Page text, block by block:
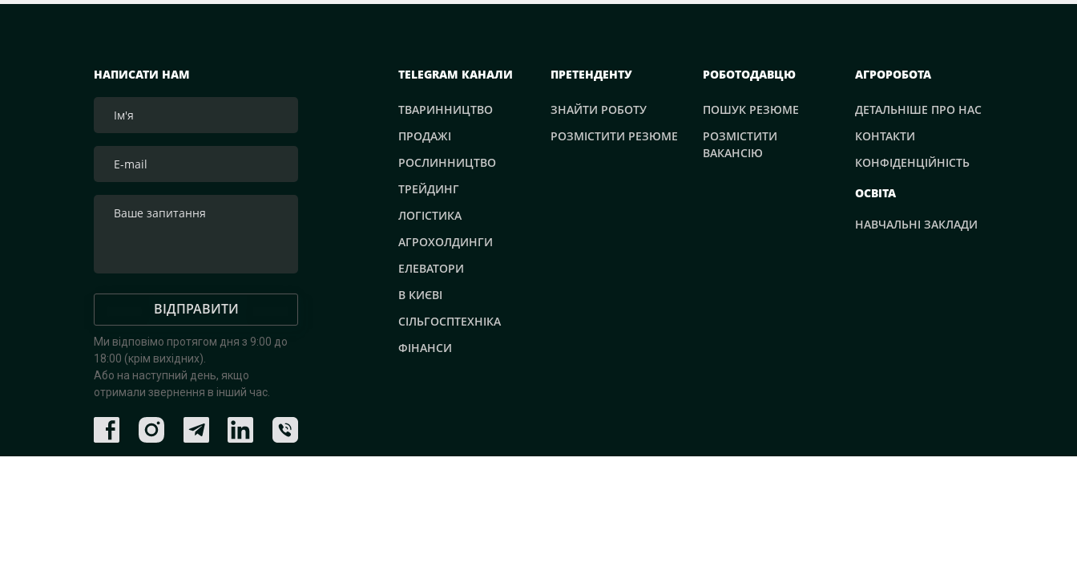
НАПИСАТИ НАМ
ВІДПРАВИТИ
Ми відповімо протягом дня з 9:00 до
18:00 (крім вихідних).
Або на наступний день, якщо
отримали звернення в інший час.
TELEGRAM КАНАЛИ
ТВАРИННИЦТВО
ПРОДАЖІ
РОСЛИННИЦТВО
ТРЕЙДИНГ
ЛОГІСТИКА
АГРОХОЛДИНГИ
ЕЛЕВАТОРИ
В КИЄВІ
СІЛЬГОСПТЕХНІКА
ФІНАНСИ
ПРЕТЕНДЕНТУ
ЗНАЙТИ РОБОТУ
РОЗМІСТИТИ РЕЗЮМЕ
РОБОТОДАВЦЮ
ПОШУК РЕЗЮМЕ
РОЗМІСТИТИ
ВАКАНСІЮ
АГРОРОБОТА
ДЕТАЛЬНІШЕ ПРО НАС
КОНТАКТИ
КОНФІДЕНЦІЙНІСТЬ
ОСВІТА
НАВЧАЛЬНІ ЗАКЛАДИ